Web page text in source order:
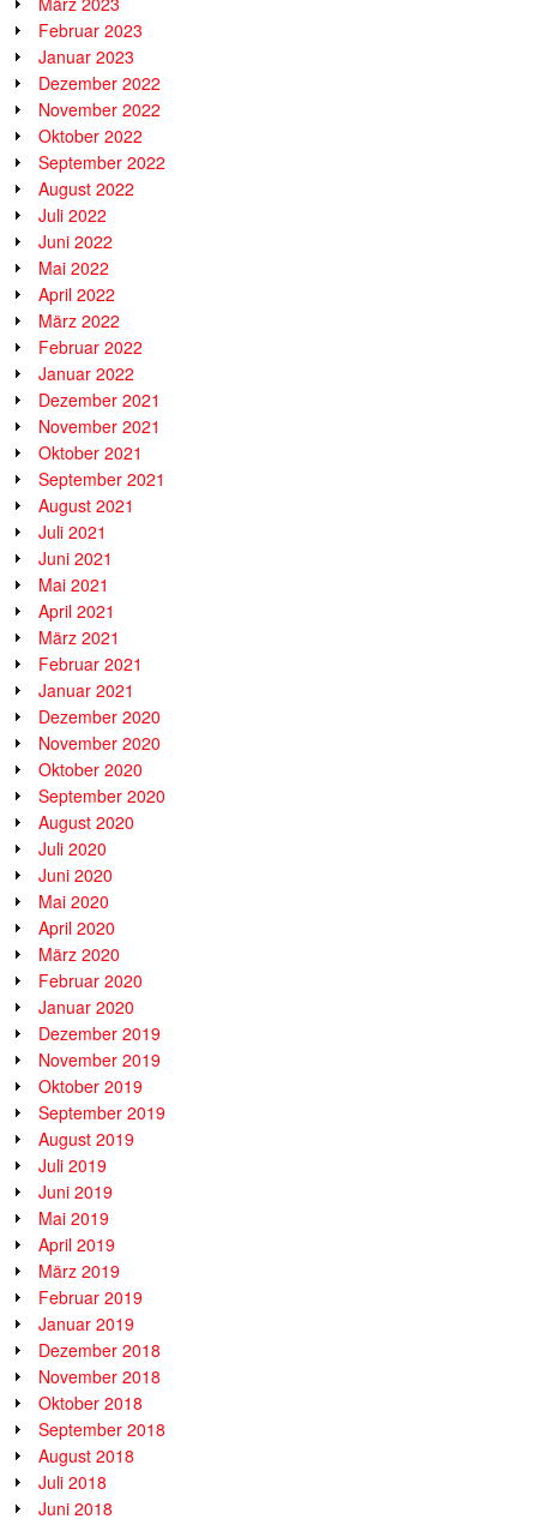
Februar 2023
Januar 2023
Dezember 2022
November 2022
Oktober 2022
September 2022
August 2022
Juli 2022
Juni 2022
Mai 2022
April 2022
März 2022
Februar 2022
Januar 2022
Dezember 2021
November 2021
Oktober 2021
September 2021
August 2021
Juli 2021
Juni 2021
Mai 2021
April 2021
März 2021
Februar 2021
Januar 2021
Dezember 2020
November 2020
Oktober 2020
September 2020
August 2020
Juli 2020
Juni 2020
Mai 2020
April 2020
März 2020
Februar 2020
Januar 2020
Dezember 2019
November 2019
Oktober 2019
September 2019
August 2019
Juli 2019
Juni 2019
Mai 2019
April 2019
März 2019
Februar 2019
Januar 2019
Dezember 2018
November 2018
Oktober 2018
September 2018
August 2018
Juli 2018
Juni 2018